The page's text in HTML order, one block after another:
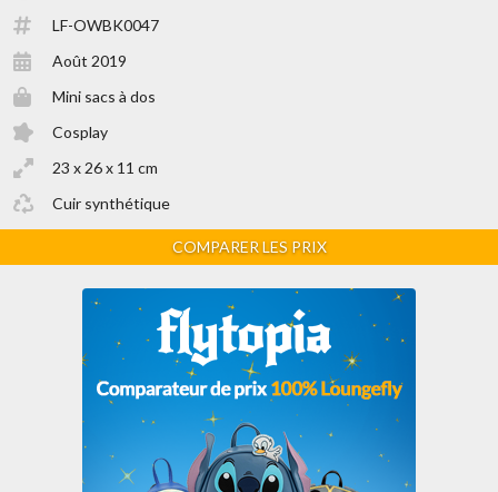
LF-OWBK0047
Août 2019
Mini sacs à dos
Cosplay
23 x 26 x 11 cm
Cuir synthétique
COMPARER LES PRIX